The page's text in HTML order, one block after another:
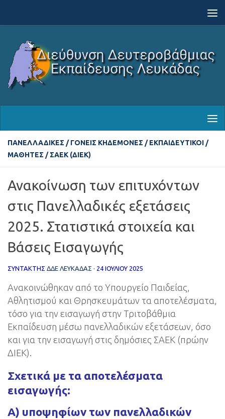
ΠΑΝΕΛΛΑΔΙΚΈΣ / ΓΟΝΕΊΣ ΚΗΔΕΜΌΝΕΣ / ΕΚΠΑΙΔΕΥΤΙΚΟΊ /
ΜΑΘΗΤΈΣ / ΣΑΕΚ (ΔΙΕΚ)
Ανακοίνωση των επιτυχόντων
στις Πανελλαδικές εξετάσεις
2025. Στατιστικά στοιχεία και
Βάσεις Εισαγωγής
ΣΥΝΤΆΚΤΗΣ ΔΔΕ ΛΕΥΚΑΔΑΣ · 24 ΙΟΥΛΊΟΥ 2025
Ανακοινώθηκαν από το Υπουργείο Παιδείας,
Αθλητισμού και Θρησκευμάτων τα αποτελέσματα,
τόσο για την εισαγωγή στην Τριτοβάθμια
Εκπαίδευση μέσω πανελλαδικών εξετάσεων, όσο
και για την εισαγωγή στις δημόσιες ΣΑΕΚ (πρώην
ΔΙΕΚ).
Σχετικά με τα αποτελέσματα
εισαγωγής:
Α) υποψηφίων των πανελλαδικών